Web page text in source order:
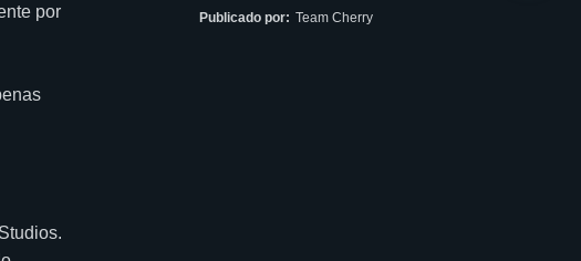
por
Publicado por: Team Cherry